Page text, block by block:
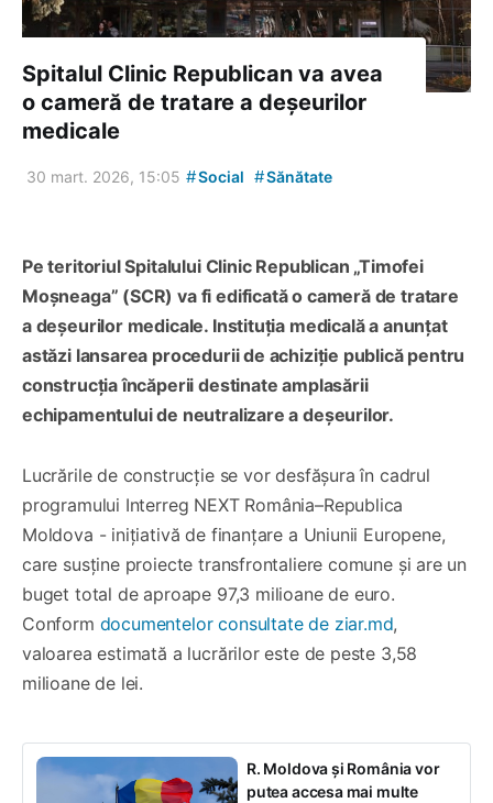
Spitalul Clinic Republican va avea
o cameră de tratare a deșeurilor
medicale
30 mart. 2026, 15:05 #Social #Sănătate
Pe teritoriul Spitalului Clinic Republican „Timofei
Moșneaga” (SCR) va fi edificată o cameră de tratare
a deșeurilor medicale. Instituția medicală a anunțat
astăzi lansarea procedurii de achiziție publică pentru
construcția încăperii destinate amplasării
echipamentului de neutralizare a deșeurilor.
Lucrările de construcție se vor desfășura în cadrul
programului Interreg NEXT România–Republica
Moldova - inițiativă de finanțare a Uniunii Europene,
care susține proiecte transfrontaliere comune și are un
buget total de aproape 97,3 milioane de euro.
Conform documentelor consultate de ziar.md,
valoarea estimată a lucrărilor este de peste 3,58
milioane de lei.
R. Moldova și România vor
putea accesa mai multe